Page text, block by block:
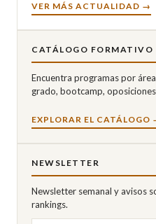
VER MÁS ACTUALIDAD →
CATÁLOGO FORMATIVO
Encuentra programas por
grado, bootcamp,
EXPLORAR EL CATÁLOGO
NEWSLETTER
Newsletter semanal y avisos
rankings.